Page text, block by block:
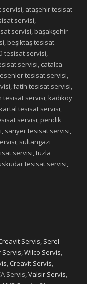
ataşehir tesisat
servisi,
servisi, başakşehir
beşiktaş tesisat
tesisat servisi,
servisi, çatalca
tesisat servisi,
fatih tesisat servisi,
servisi, kadıköy
tesisat servisi,
servisi, pendik
tesisat servisi,
sultangazi
servisi, tuzla
tesisat servisi,
Servis Serel
Servis Wilco Servis
Creavit Servis
Servis, Valsir Servis